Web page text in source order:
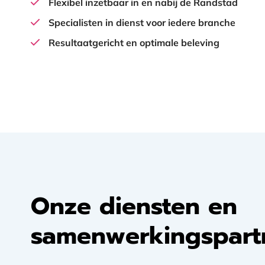
Specialisten in dienst voor iedere branche
Resultaatgericht en optimale beleving
Onze diensten en